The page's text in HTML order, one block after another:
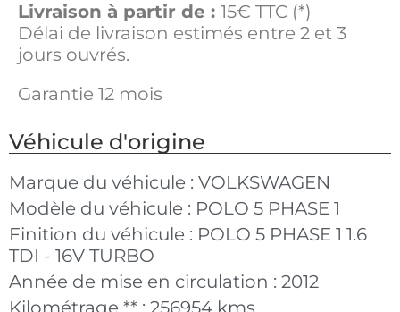
Livraison à partir de : 15€ TTC (*)
Délai de livraison estimés entre 2 et 3
jours ouvrés.
Garantie 12 mois
Véhicule d'origine
Marque du véhicule : VOLKSWAGEN
Modèle du véhicule : POLO 5 PHASE 1
Finition du véhicule : POLO 5 PHASE 1 1.6
TDI - 16V TURBO
Année de mise en circulation : 2012